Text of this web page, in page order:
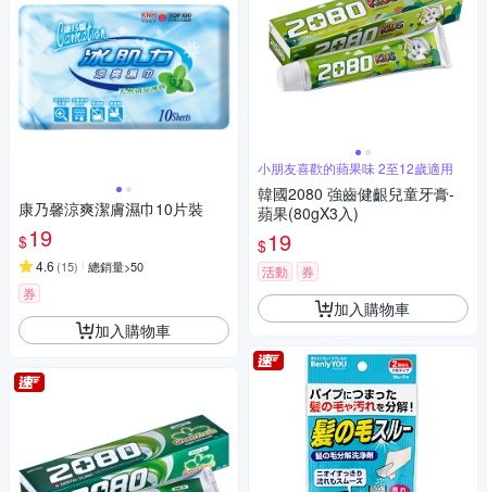
康乃馨涼爽潔膚濕巾10片裝
$19
4.6 (15) 總銷量>50
券
加入購物車
小朋友喜歡的蘋果味 2至12歲適用
韓國2080 強齒健齦兒童牙膏-
蘋果(80gX3入)
$19
活動 券
加入購物車